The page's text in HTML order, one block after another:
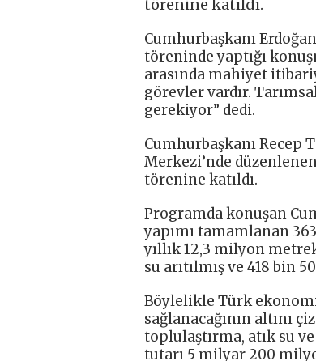
törenine katıldı.
Cumhurbaşkanı
töreninde yaptığı
arasında mahiyet
görevler vardır.
gerekiyor” dedi.
Cumhurbaşkanı Recep
Merkezi’nde
törenine katıldı.
Programda konuşan
yapımı tamamlanan
yıllık 12,3 milyon
su arıtılmış ve 418 bin
Böylelikle Türk
sağlanacağının altını
toplulaştırma, atık su
tutarı 5 milyar 200